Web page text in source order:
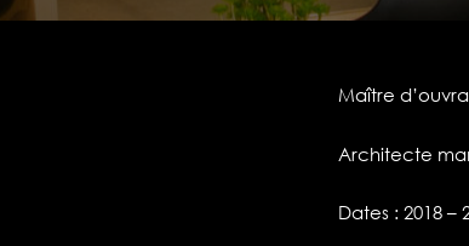
Maître
Architecte
Dates : 2018 –